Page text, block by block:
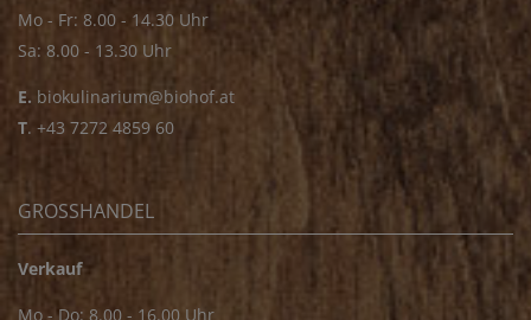
Mo - Fr: 8.00 - 14.30 Uhr
Sa: 8.00 - 13.30 Uhr
E. biokulinarium@biohof.at
T. +43 7272 4859 60
GROSSHANDEL
Verkauf
Mo - Do: 8.00 - 16.00 Uhr